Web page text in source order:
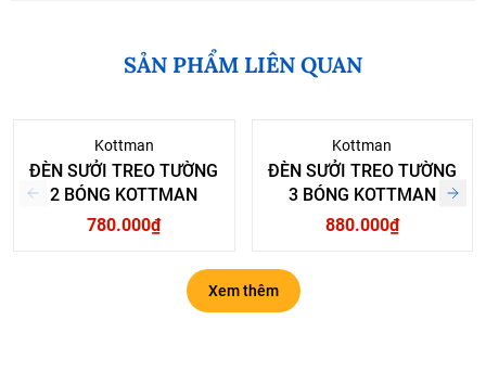
SẢN PHẨM LIÊN QUAN
Kottman
ĐÈN SƯỞI TREO TƯỜNG
2 BÓNG KOTTMAN
780.000₫
Kottman
ĐÈN SƯỞI TREO TƯỜNG
3 BÓNG KOTTMAN
880.000₫
Xem thêm